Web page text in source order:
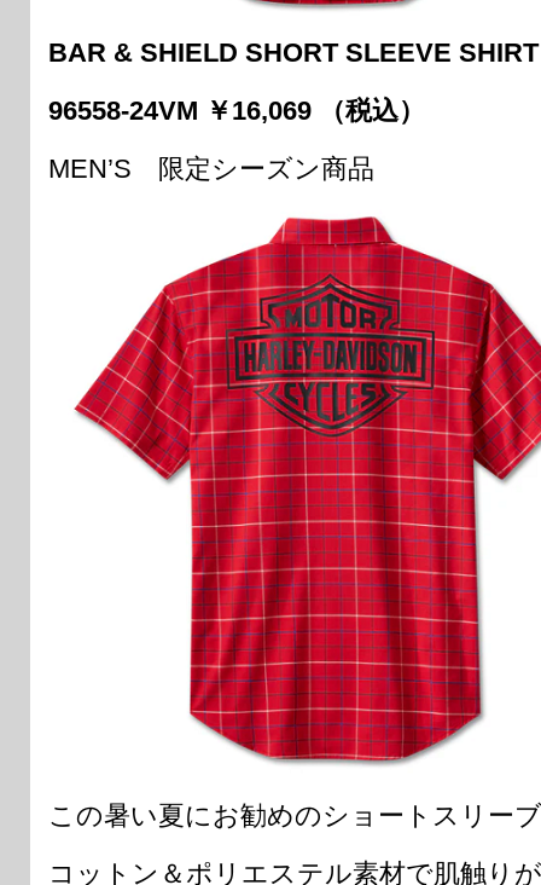
BAR & SHIELD SHORT SLEEVE
96558-24VM ￥16,069 （税込）
MEN’S 限定シーズン商品
この暑い夏にお勧めのショートスリー
コットン＆ポリエステル素材で肌触り